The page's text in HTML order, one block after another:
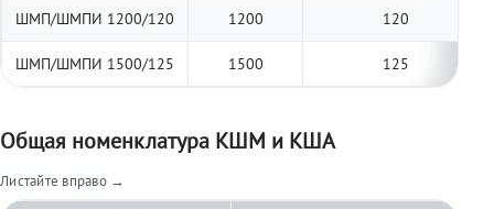
ШМП/ШМПИ 1200/120 1200 120
ШМП/ШМПИ 1500/125 1500 125
Общая номенклатура КШМ и КША
Листайте вправо →